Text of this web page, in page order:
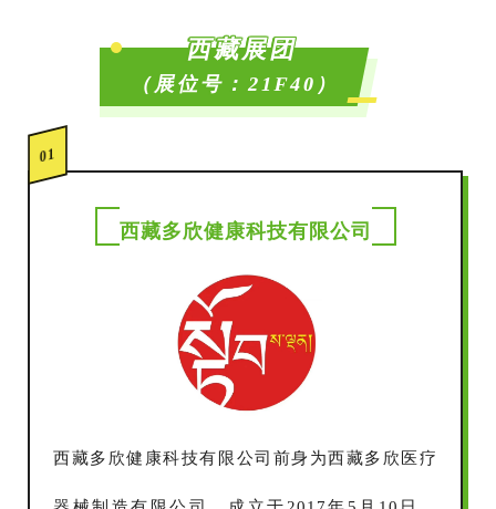
西藏展团
（展位号：21F40）
01
西藏多欣健康科技有限公司
西藏多欣健康科技有限公司前身为西藏多欣医疗